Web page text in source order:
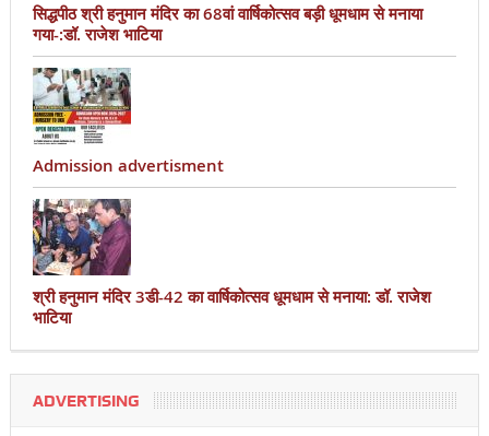
सिद्धपीठ श्री हनुमान मंदिर का 68वां वार्षिकोत्सव बड़ी धूमधाम से मनाया
गया-:डॉ. राजेश भाटिया
Admission advertisment
श्री हनुमान मंदिर 3डी-42 का वार्षिकोत्सव धूमधाम से मनाया: डॉ. राजेश
भाटिया
ADVERTISING